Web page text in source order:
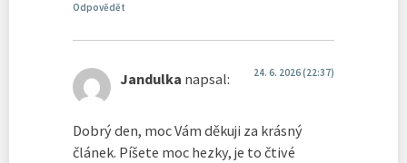
Odpovědět
Jandulka napsal: 24. 6. 2026 (22:37)
Dobrý den, moc Vám děkuji za krásný
článek. Píšete moc hezky, je to čtivé